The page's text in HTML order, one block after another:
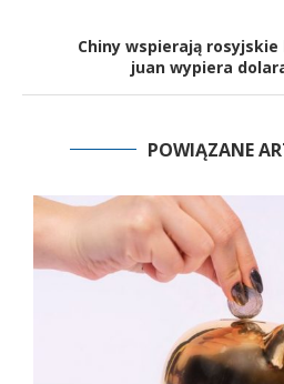
Chiny wspierają
juan wypiera
POWIĄZANE